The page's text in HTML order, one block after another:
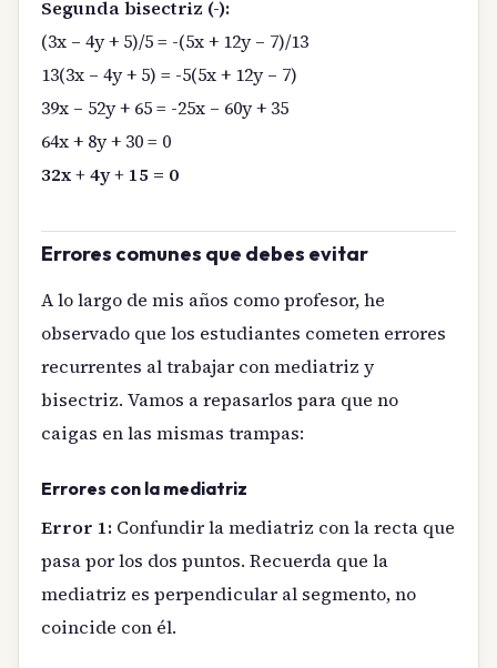
Segunda bisectriz (-):
(3x – 4y + 5)/5 = -(5x + 12y – 7)/13
13(3x – 4y + 5) = -5(5x + 12y – 7)
39x – 52y + 65 = -25x – 60y + 35
64x + 8y + 30 = 0
32x + 4y + 15 = 0
Errores comunes que debes evitar
A lo largo de mis años como profesor, he
observado que los estudiantes cometen errores
recurrentes al trabajar con mediatriz y
bisectriz. Vamos a repasarlos para que no
caigas en las mismas trampas:
Errores con la mediatriz
Error 1: Confundir la mediatriz con la recta que
pasa por los dos puntos. Recuerda que la
mediatriz es perpendicular al segmento, no
coincide con él.